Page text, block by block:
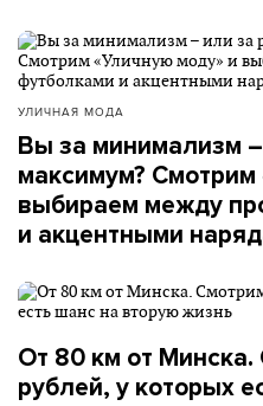
УЛИЧНАЯ МОДА
Вы за минимализм
максимум?
выбираем между
и акцентными
От 80 км от
рублей, у которых